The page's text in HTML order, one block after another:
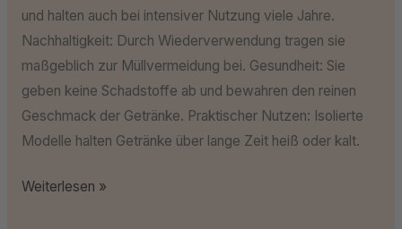
und halten auch bei intensiver Nutzung viele Jahre.
Nachhaltigkeit: Durch Wiederverwendung tragen sie
maßgeblich zur Müllvermeidung bei. Gesundheit: Sie
geben keine Schadstoffe ab und bewahren den reinen
Geschmack der Getränke. Praktischer Nutzen: Isolierte
Modelle halten Getränke über lange Zeit heiß oder kalt.
Weiterlesen »